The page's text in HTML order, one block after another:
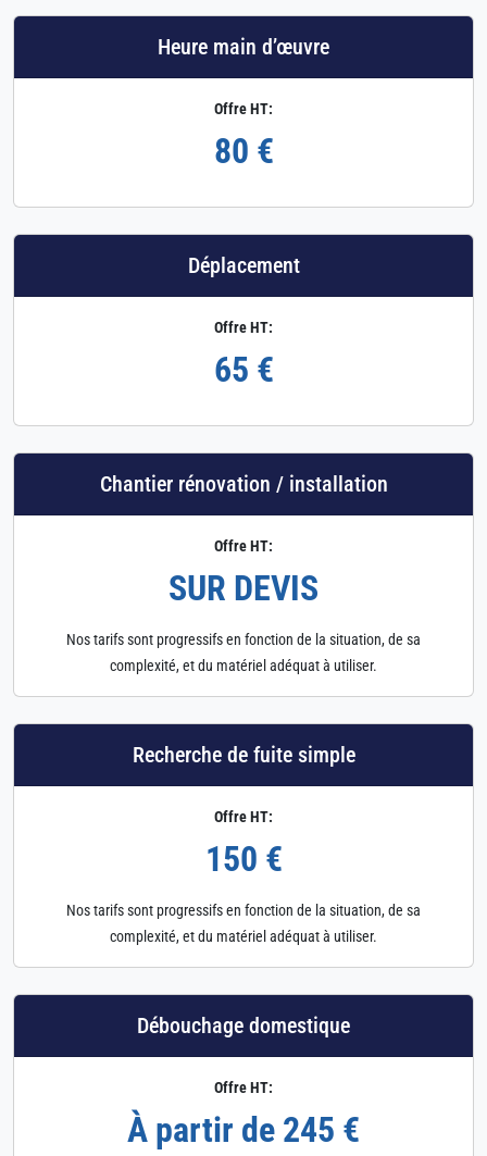
Heure main d’œuvre
Offre HT:
80 €
Déplacement
Offre HT:
65 €
Chantier rénovation / installation
Offre HT:
SUR DEVIS
Nos tarifs sont progressifs en fonction de la situation, de sa
complexité, et du matériel adéquat à utiliser.
Recherche de fuite simple
Offre HT:
150 €
Nos tarifs sont progressifs en fonction de la situation, de sa
complexité, et du matériel adéquat à utiliser.
Débouchage domestique
Offre HT:
À partir de 245 €